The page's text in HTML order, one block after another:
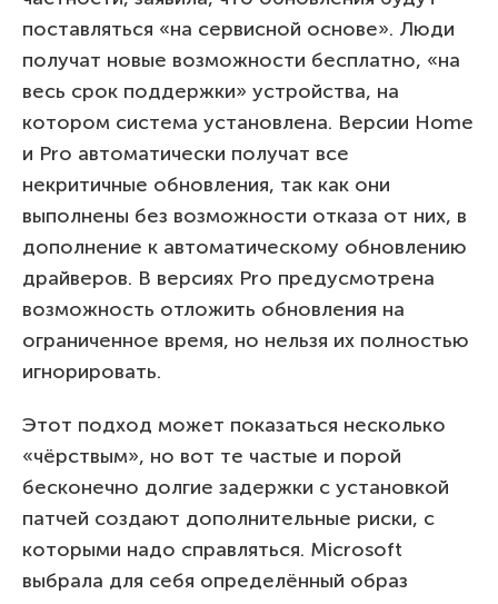
поставляться «на сервисной основе». Люди
получат новые возможности бесплатно, «на
весь срок поддержки» устройства, на
котором система установлена. Версии Home
и Pro автоматически получат все
некритичные обновления, так как они
выполнены без возможности отказа от них, в
дополнение к автоматическому обновлению
драйверов. В версиях Pro предусмотрена
возможность отложить обновления на
ограниченное время, но нельзя их полностью
игнорировать.
Этот подход может показаться несколько
«чёрствым», но вот те частые и порой
бесконечно долгие задержки с установкой
патчей создают дополнительные риски, с
которыми надо справляться. Microsoft
выбрала для себя определённый образ